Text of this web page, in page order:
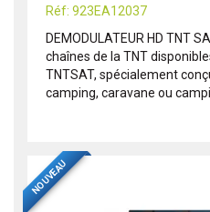
Réf: 923EA12037
DEMODULATEUR HD TNT
chaînes de la TNT
TNTSAT, spécialement
camping, caravane ou
NOUVEAU